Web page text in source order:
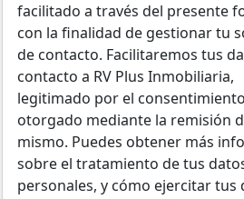
facilitado a través del presente
con la finalidad de gestionar tu
de contacto. Facilitaremos tus
contacto a RV Plus Inmobiliaria,
legitimado por el consentimiento
otorgado mediante la remisión
mismo. Puedes obtener más
sobre el tratamiento de tus
personales, y cómo ejercitar tus